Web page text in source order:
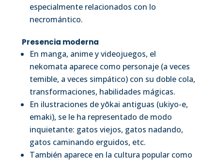
especialmente relacionados con lo
necromántico.
Presencia moderna
En manga, anime y videojuegos, el
nekomata aparece como personaje (a veces
temible, a veces simpático) con su doble cola,
transformaciones, habilidades mágicas.
En ilustraciones de yōkai antiguas (ukiyo-e,
emaki), se le ha representado de modo
inquietante: gatos viejos, gatos nadando,
gatos caminando erguidos, etc.
También aparece en la cultura popular como